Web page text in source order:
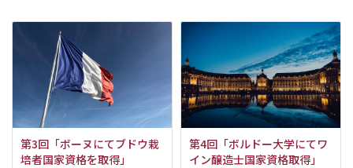
第3回「ボーヌにてブドウ栽
培者国家資格を取得」
第4回「ボルドー大学にてワ
イン醸造士国家資格取得」